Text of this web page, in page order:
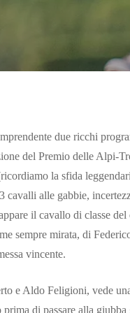
due ricchi
del Premio delle Alpi-
la sfida
cavalli alle gabbie,
il cavallo di classe
sempre mirata, di
vincente.
e Aldo Feligioni, vede
di passare alla